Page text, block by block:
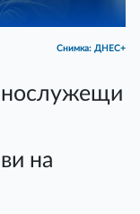
Снимка: ДНЕС+
на